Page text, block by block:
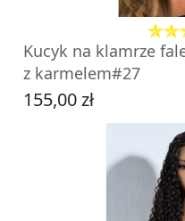
Kucyk na klamrze
z karmelem#27
Cena
155,00 zł